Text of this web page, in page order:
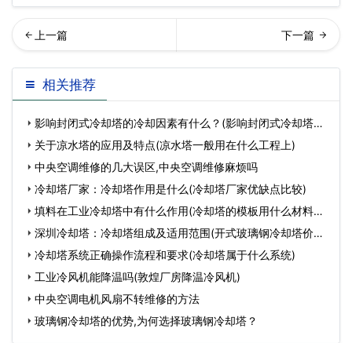
却塔的磁化处理技术… 闭式冷却塔怎样防冻(封闭式
冷却塔降温效果)
相关推荐
影响封闭式冷却塔的冷却因素有什么？(影响封闭式冷却塔性
能的关于凉水塔的应用及特点(凉水塔一般用在什么工程上)
中央空调维修的几大误区,中央空调维修麻烦吗
冷却塔厂家：冷却塔作用是什么(冷却塔厂家优缺点比较)
填料在工业冷却塔中有什么作用(冷却塔的模板用什么材料做
成 深圳冷却塔：冷却塔组成及适用范围(开式玻璃钢冷却塔价格
一般
冷却塔系统正确操作流程和要求(冷却塔属于什么系统)
工业冷风机能降温吗(敦煌厂房降温冷风机)
中央空调电机风扇不转维修的方法
玻璃钢冷却塔的优势,为何选择玻璃钢冷却塔？